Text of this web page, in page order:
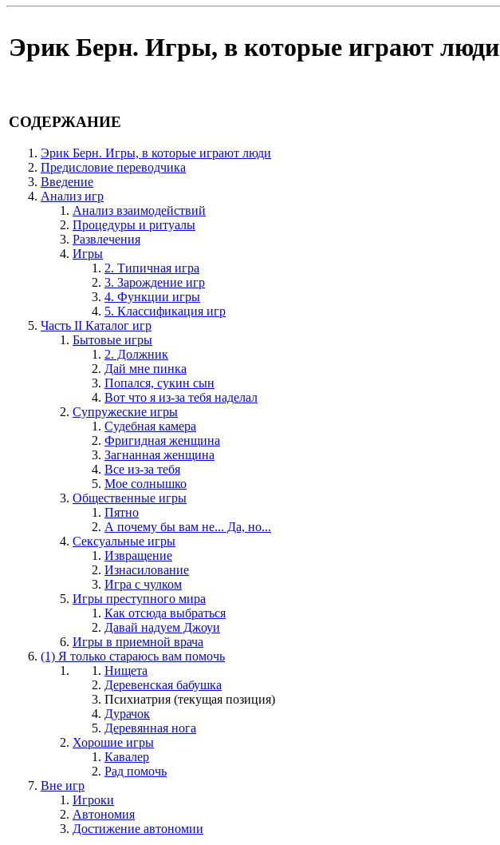
Эрик Берн. Игры, в которые играют люди
СОДЕРЖАНИЕ
Эрик Берн. Игры, в которые играют люди
Предисловие переводчика
Введение
Анализ игр
Анализ взаимодействий
Процедуры и ритуалы
Развлечения
Игры
2. Типичная игра
3. Зарождение игр
4. Функции игры
5. Классификация игр
Часть II Каталог игр
Бытовые игры
2. Должник
Дай мне пинка
Попался, сукин сын
Вот что я из-за тебя наделал
Супружеские игры
Судебная камера
Фригидная женщина
Загнанная женщина
Все из-за тебя
Мое солнышко
Общественные игры
Пятно
А почему бы вам не... Да, но...
Сексуальные игры
Извращение
Изнасилование
Игра с чулком
Игры преступного мира
Как отсюда выбраться
Давай надуем Джоуи
Игры в приемной врача
(1) Я только стараюсь вам помочь
Нищета
Деревенская бабушка
Психиатрия (текущая позиция)
Дурачок
Деревянная нога
Хорошие игры
Кавалер
Рад помочь
Вне игр
Игроки
Автономия
Достижение автономии